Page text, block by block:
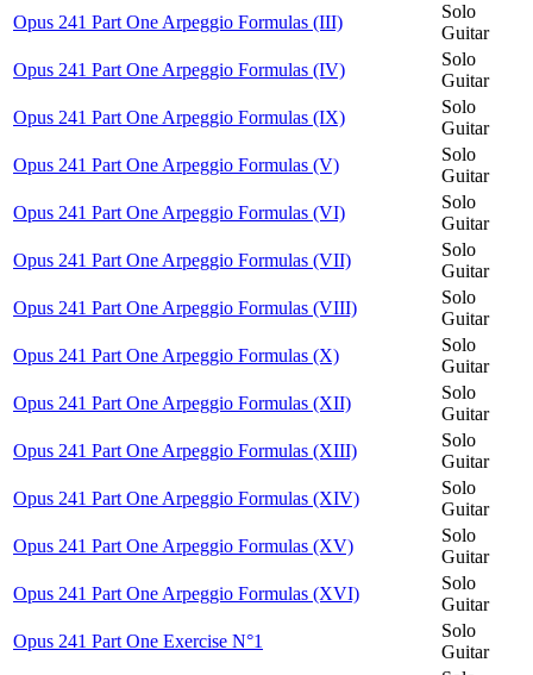
Opus 241 Part One Arpeggio Formulas (III)
Solo
Guitar
Opus 241 Part One Arpeggio Formulas (IV)
Solo
Guitar
Opus 241 Part One Arpeggio Formulas (IX)
Solo
Guitar
Opus 241 Part One Arpeggio Formulas (V)
Solo
Guitar
Opus 241 Part One Arpeggio Formulas (VI)
Solo
Guitar
Opus 241 Part One Arpeggio Formulas (VII)
Solo
Guitar
Opus 241 Part One Arpeggio Formulas (VIII)
Solo
Guitar
Opus 241 Part One Arpeggio Formulas (X)
Solo
Guitar
Opus 241 Part One Arpeggio Formulas (XII)
Solo
Guitar
Opus 241 Part One Arpeggio Formulas (XIII)
Solo
Guitar
Opus 241 Part One Arpeggio Formulas (XIV)
Solo
Guitar
Opus 241 Part One Arpeggio Formulas (XV)
Solo
Guitar
Opus 241 Part One Arpeggio Formulas (XVI)
Solo
Guitar
Opus 241 Part One Exercise N°1
Solo
Guitar